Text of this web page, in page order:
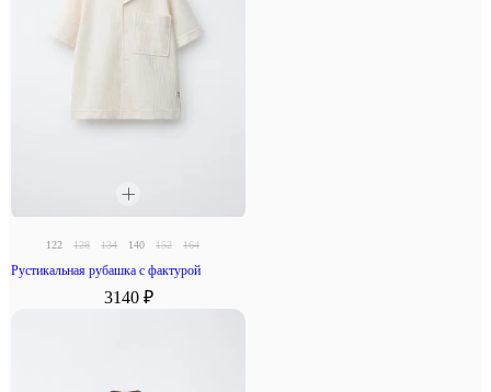
122 128 134 140 152 164
Рустикальная рубашка с фактурой
3140 ₽